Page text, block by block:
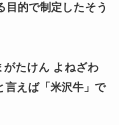
目的で制定したそう
がたけん よねざわ
言えば「米沢牛」で